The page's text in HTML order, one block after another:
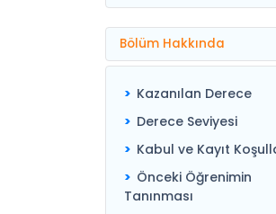
Bölüm Hakkında
Kazanılan Derece
Derece Seviyesi
Kabul ve Kayıt
Önceki Öğrenimin
Tanınması